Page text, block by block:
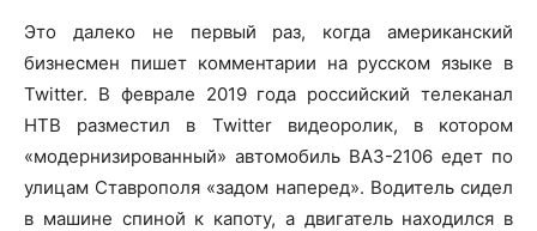
Это далеко не первый раз, когда американский
бизнесмен пишет комментарии на русском языке в
Twitter. В феврале 2019 года российский телеканал
НТВ разместил в Twitter видеоролик, в котором
«модернизированный» автомобиль ВАЗ-2106 едет по
улицам Ставрополя «задом наперед». Водитель сидел
в машине спиной к капоту, а двигатель находился в